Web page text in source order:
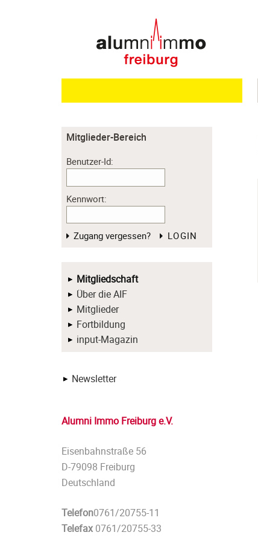
Mitglieder-Bereich
Benutzer-Id:
Kennwort:
Zugang vergessen? LOGIN
Mitgliedschaft
Über die AIF
Mitglieder
Fortbildung
input-Magazin
Newsletter
Alumni Immo Freiburg e.V.
Eisenbahnstraße 56
D-79098 Freiburg
Deutschland
Telefon0761/20755-11
Telefax0761/20755-33